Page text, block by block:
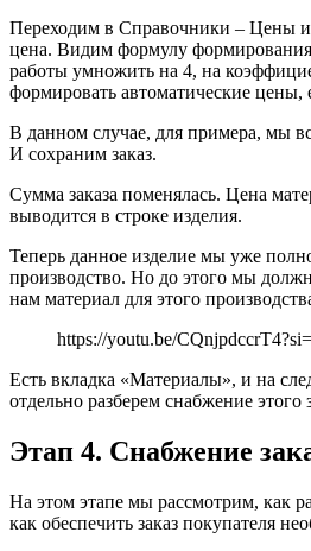
Переходим в Справочники – Цены
цена. Видим формулу
работы умножить на 4, на
формировать автоматические цены,
В данном случае, для примера, мы
И сохраним заказ.
Сумма заказа поменялась. Цена
выводится в строке изделия.
Теперь данное изделие мы уже
производство. Но до этого мы
нам материал для этого
https://youtu.be/
Есть вкладка «Материалы», и на
отдельно разберем снабжение этого
Этап 4. Снабжение
На этом этапе мы рассмотрим, как
как обеспечить заказ покупателя